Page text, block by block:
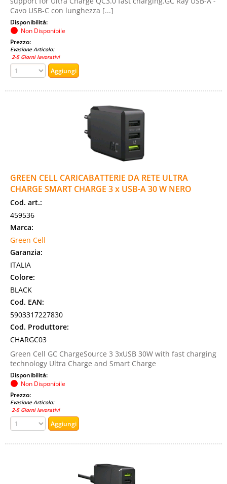
Cavo USB-C con lunghezza [...]
Disponibilità:
Non Disponibile
Prezzo:
Evasione Articolo:
2-5 Giorni lavorativi
GREEN CELL CARICABATTERIE DA RETE ULTRA
CHARGE SMART CHARGE 3 x USB-A 30 W NERO
Cod. art.:
459536
Marca:
Green Cell
Garanzia:
ITALIA
Colore:
BLACK
Cod. EAN:
5903317227830
Cod. Produttore:
CHARGC03
Green Cell GC ChargeSource 3 3xUSB 30W with fast charging
technology Ultra Charge and Smart Charge
Disponibilità:
Non Disponibile
Prezzo:
Evasione Articolo:
2-5 Giorni lavorativi